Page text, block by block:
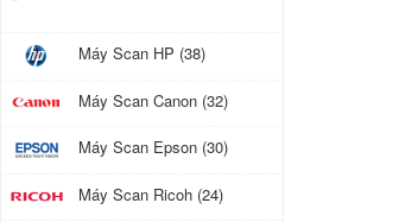
Máy Scan HP (38)
Máy Scan Canon (32)
Máy Scan Epson (30)
Máy Scan Ricoh (24)